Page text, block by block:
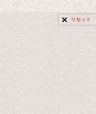
リセット